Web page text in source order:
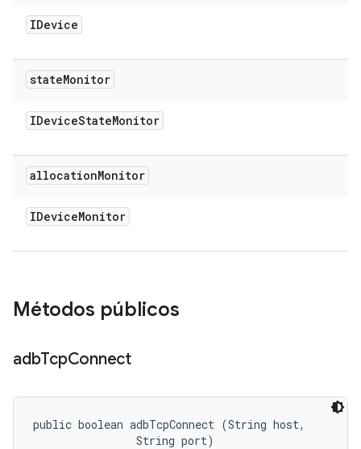
IDevice
stateMonitor
IDeviceStateMonitor
allocationMonitor
IDeviceMonitor
Métodos públicos
adbTcpConnect
public boolean adbTcpConnect (String host,
                String port)